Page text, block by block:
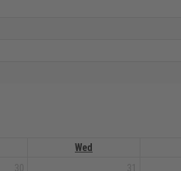
Wed